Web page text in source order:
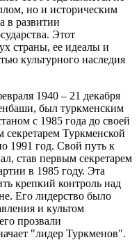
но и историческим
в развитии
Этот
страны, ее идеалы и
культурного наследия
1940 – 21 декабря
был туркменским
с 1985 года до своей
Туркменской
1991 год. Свой путь к
став первым секретарем
в 1985 году. Эта
крепкий контроль над
Его лидерство было
и культом
прозвали
"лидер Туркменов".